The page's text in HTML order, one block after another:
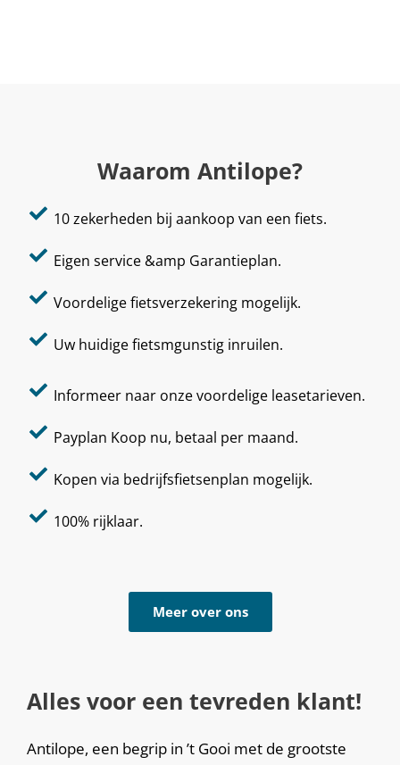
Waarom Antilope?
10 zekerheden bij aankoop van een fiets.
Eigen service &amp Garantieplan.
Voordelige fietsverzekering mogelijk.
Uw huidige fietsmgunstig inruilen.
Informeer naar onze voordelige leasetarieven.
Payplan Koop nu, betaal per maand.
Kopen via bedrijfsfietsenplan mogelijk.
100% rijklaar.
Meer over ons
Alles voor een tevreden klant!
Antilope, een begrip in ’t Gooi met de grootste